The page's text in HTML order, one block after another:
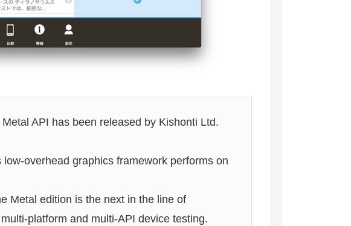
API has been released by Kishonti Ltd.
overhead graphics framework performs on
Metal edition is the next in the line of
platform and multi-API device testing.